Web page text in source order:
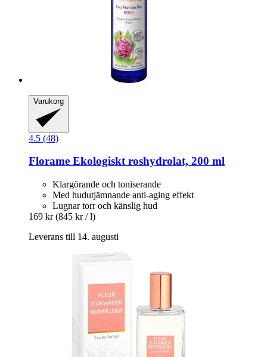
Varukorg
4.5 (48)
Florame Ekologiskt roshydrolat, 200 ml
Klargörande och toniserande
Med hudutjämnande anti-aging effekt
Lugnar torr och känslig hud
169 kr (845 kr / l)
Leverans till 14. augusti